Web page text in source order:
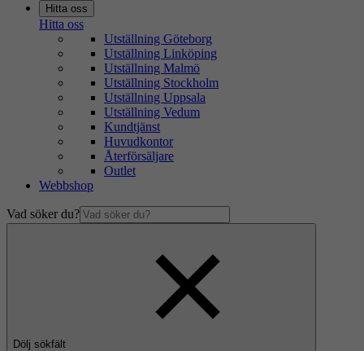
Hitta oss
Hitta oss
Utställning Göteborg
Utställning Linköping
Utställning Malmö
Utställning Stockholm
Utställning Uppsala
Utställning Vedum
Kundtjänst
Huvudkontor
Återförsäljare
Outlet
Webbshop
Vad söker du?
Dölj sökfält